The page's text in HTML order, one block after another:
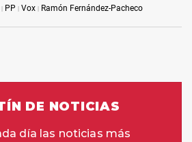
PP Vox Ramón Fernández-Pacheco